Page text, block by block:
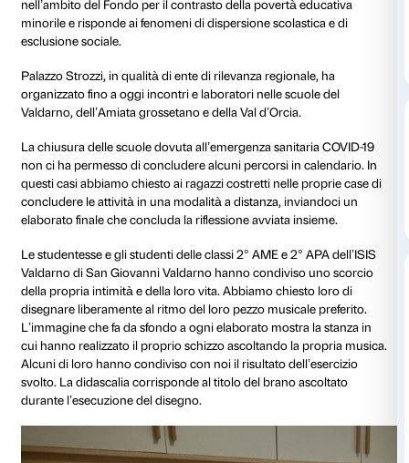
Palazzo Strozzi rinnova il proprio impegno nel
con il progettoVagabondi efficaci. Seminare cultura
insieme. L’iniziativa coordinata da Oxfam Italia con
Regione Toscana vede la collaborazione di più di
regionali impegnati in una serie di azioni per fornire
educativi di qualità a ragazze e ragazzi tra gli 11 e i 17
provenienti da tutta la Toscana.
Il progetto triennale è stato selezionato da Con i
nell’ambito del Fondo per il contrasto della povertà
minorile e risponde ai fenomeni di dispersione
esclusione sociale.
Palazzo Strozzi, in qualità di ente di rilevanza
organizzato fino a oggi incontri e laboratori nelle
Valdarno, dell’Amiata grossetano e della Val d’Orcia.